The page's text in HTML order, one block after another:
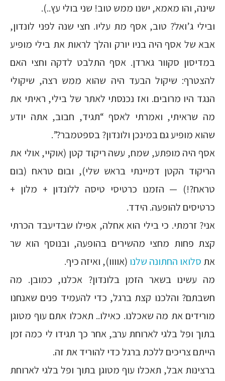
שינה, והו מאמא, ישנו ממש טוב! שני בולי עץ..).
ובילי ג’ואל? טוב, אסף מת עליו. חצי שנה לפני לונדון,
אבא של אסף היה בניו יורק והלך לראות את בילי מופיע
במדיסון סקוור גארדן. אסף התלבט לדקה וחצי האם
להצטרף: שיקול הבעד היה שהוא ממש רצה, שיקולי
הנגד היו מרובים. ואז נכנסתי לאתר של בילי, ראיתי את
מה שראיתי, ואמרתי לאסף “תגיד, חבוב, אתה יודע
שהוא מופיע גם במינכן ולונדון? בספטמבר?”.
אסף היה מופתע, שמח, עשה ריקוד קטן (אוקיי, אולי את
הריקוד הקטן דמיינתי בראש שלי), ובום טראח (בום
טראח?!) — הזמנו כרטיסי טיסה ללונדון + מלון +
כרטיסים להופעה. הידד.
אני? זרמתי. כי בילי הוא אחלה, אפילו שבדיעבד הכרתי
קצת פחות מחצי מהשירים בהופעה, ובנוסף הוא שר
את סלואו החתונה שלנו (אוווו), ואיזה כיף.
מה עשינו בשאר הזמן בלונדון? אכלנו, כמובן. מה
חשבתם? והלכנו קצת ברגל, כדי להעמיד פנים שאנחנו
מורידים את מה שאכלנו. כאילו.. תאכלו אתם עוף מטוגן
בתוך ופל בלגי לארוחת ערב, אחר כך תגידו לי כמה זמן
הייתם צריכים ללכת ברגל כדי להוריד את זה.
ברצינות אבל, תאכלו עוף מטוגן בתוך ופל בלגי לארוחת